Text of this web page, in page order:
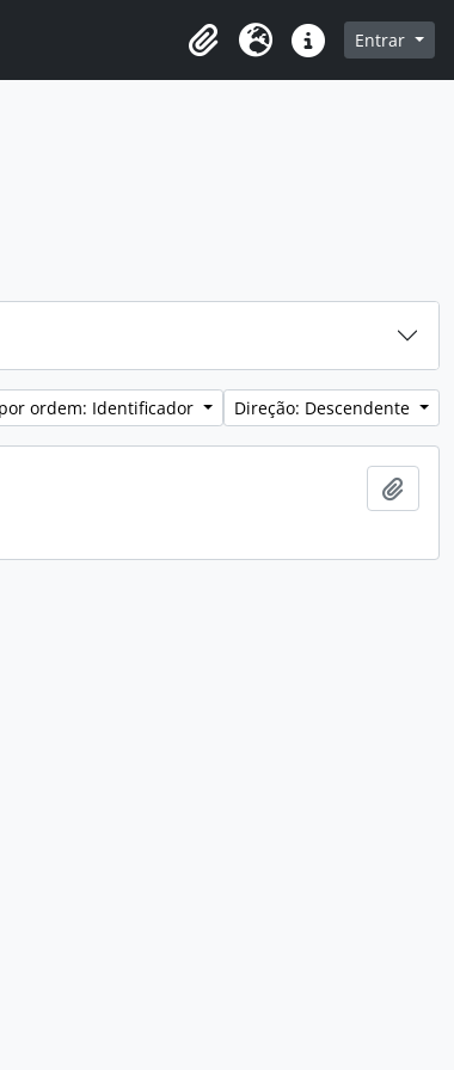
Área de transferência
Idioma Ligações rápidas
Entrar
ordem: Identificador Direção: Descendente